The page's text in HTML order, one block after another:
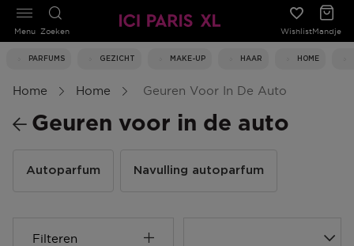
Zoeken WishlistMandje
PARFUMS GEZICHT MAKE-UP HAAR HOME
Menu
Home Home Geuren Voor In De Auto
Geuren voor in de auto
Autoparfum Navulling autoparfum
Filteren